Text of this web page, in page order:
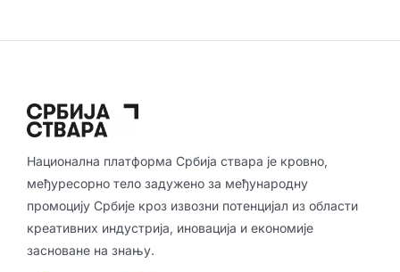
Национална платформа Србија ствара је кровно,
међуресорно тело задужено за међународну
промоцију Србије кроз извозни потенцијал из области
креативних индустрија, иновација и економије
засноване на знању.